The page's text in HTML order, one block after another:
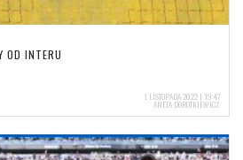
OD INTERU
1 LISTOPADA 2022 | 19:47
ANETA DOROTKIEWICZ